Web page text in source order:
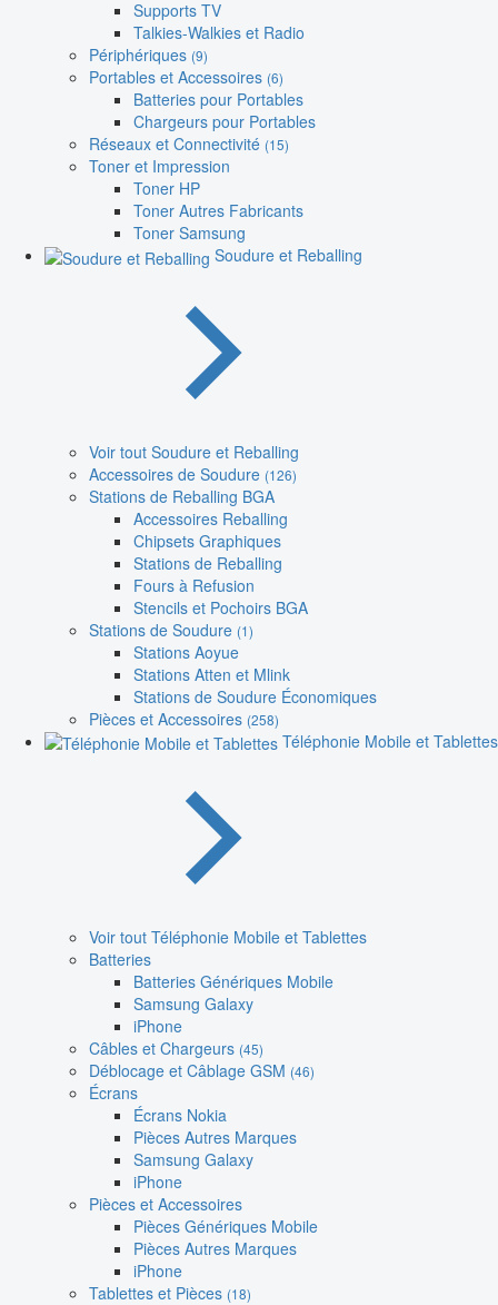
Supports TV
Talkies-Walkies et Radio
Périphériques (9)
Portables et Accessoires (6)
Batteries pour Portables
Chargeurs pour Portables
Réseaux et Connectivité (15)
Toner et Impression
Toner HP
Toner Autres Fabricants
Toner Samsung
Soudure et Reballing
Voir tout Soudure et Reballing
Accessoires de Soudure (126)
Stations de Reballing BGA
Accessoires Reballing
Chipsets Graphiques
Stations de Reballing
Fours à Refusion
Stencils et Pochoirs BGA
Stations de Soudure (1)
Stations Aoyue
Stations Atten et Mlink
Stations de Soudure Économiques
Pièces et Accessoires (258)
Téléphonie Mobile et Tablettes
Voir tout Téléphonie Mobile et Tablettes
Batteries
Batteries Génériques Mobile
Samsung Galaxy
iPhone
Câbles et Chargeurs (45)
Déblocage et Câblage GSM (46)
Écrans
Écrans Nokia
Pièces Autres Marques
Samsung Galaxy
iPhone
Pièces et Accessoires
Pièces Génériques Mobile
Pièces Autres Marques
iPhone
Tablettes et Pièces (18)